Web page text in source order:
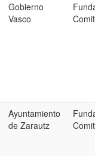
Gobierno
Vasco
Ayuntamiento
de Zarautz